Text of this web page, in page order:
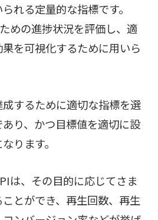
れる定量的な指標です。
めの進捗状況を評価し、適
を可視化するために用いら
するために適切な指標を選
り、かつ目標値を適切に設
ります。
は、その目的に応じてさま
とができ、再生回数、再生